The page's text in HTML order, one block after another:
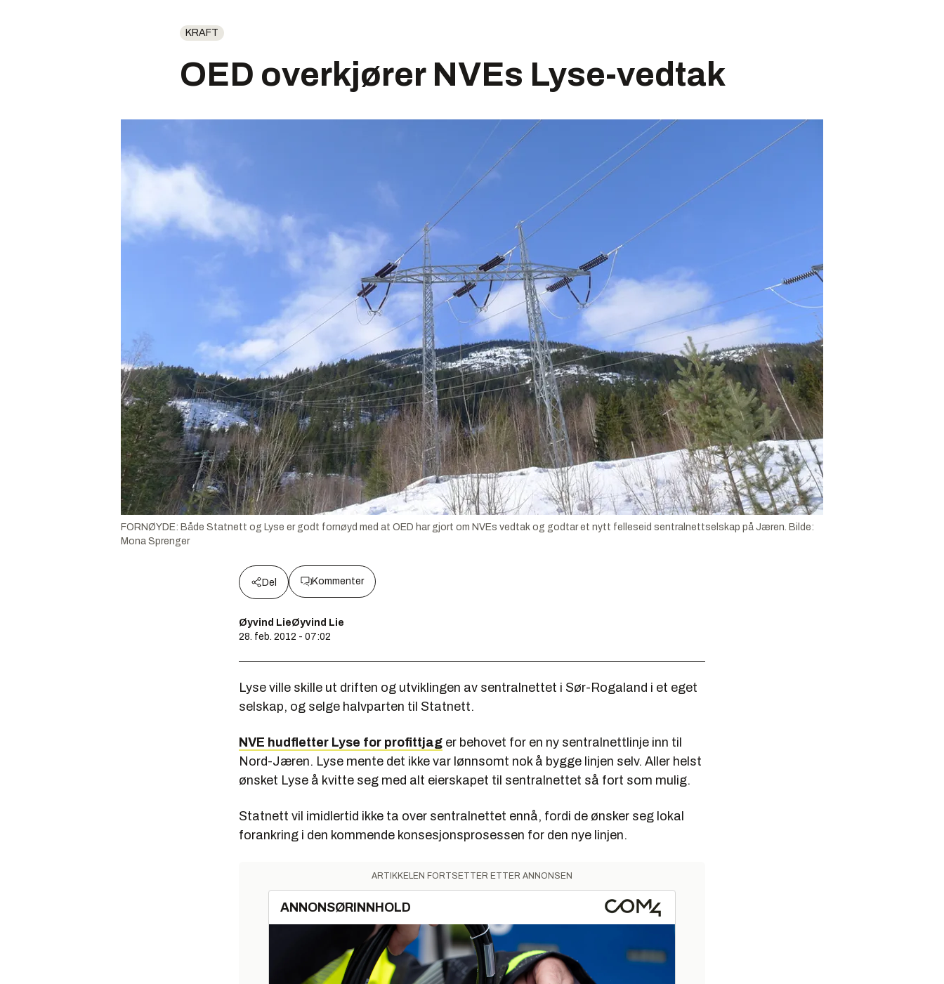
KRAFT
OED overkjører NVEs Lyse-vedtak
FORNØYDE: Både Statnett og Lyse er godt fornøyd med at OED har gjort om NVEs vedtak og godtar et nytt felleseid sentralnettselskap på Jæren. Bilde:
Mona Sprenger
Del Kommenter
Øyvind LieØyvind Lie
28. feb. 2012 - 07:02
Lyse ville skille ut driften og utviklingen av sentralnettet i Sør-Rogaland i et eget
selskap, og selge halvparten til Statnett.
NVE hudfletter Lyse for profittjag er behovet for en ny sentralnettlinje inn til
Nord-Jæren. Lyse mente det ikke var lønnsomt nok å bygge linjen selv. Aller helst
ønsket Lyse å kvitte seg med alt eierskapet til sentralnettet så fort som mulig.
Statnett vil imidlertid ikke ta over sentralnettet ennå, fordi de ønsker seg lokal
forankring i den kommende konsesjonsprosessen for den nye linjen.
ARTIKKELEN FORTSETTER ETTER ANNONSEN
ANNONSØRINNHOLD